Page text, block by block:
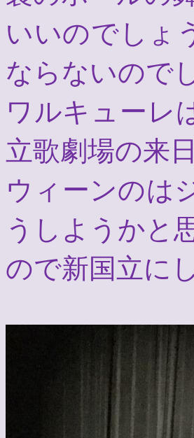
いいのでしょ
ならないので
ワルキューレ
立歌劇場の来
ウィーンのは
うしようかと
ので新国立に